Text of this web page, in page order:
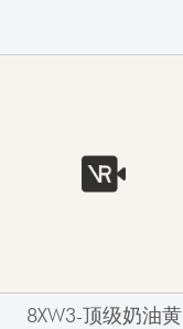
8XW3-顶级奶油黄